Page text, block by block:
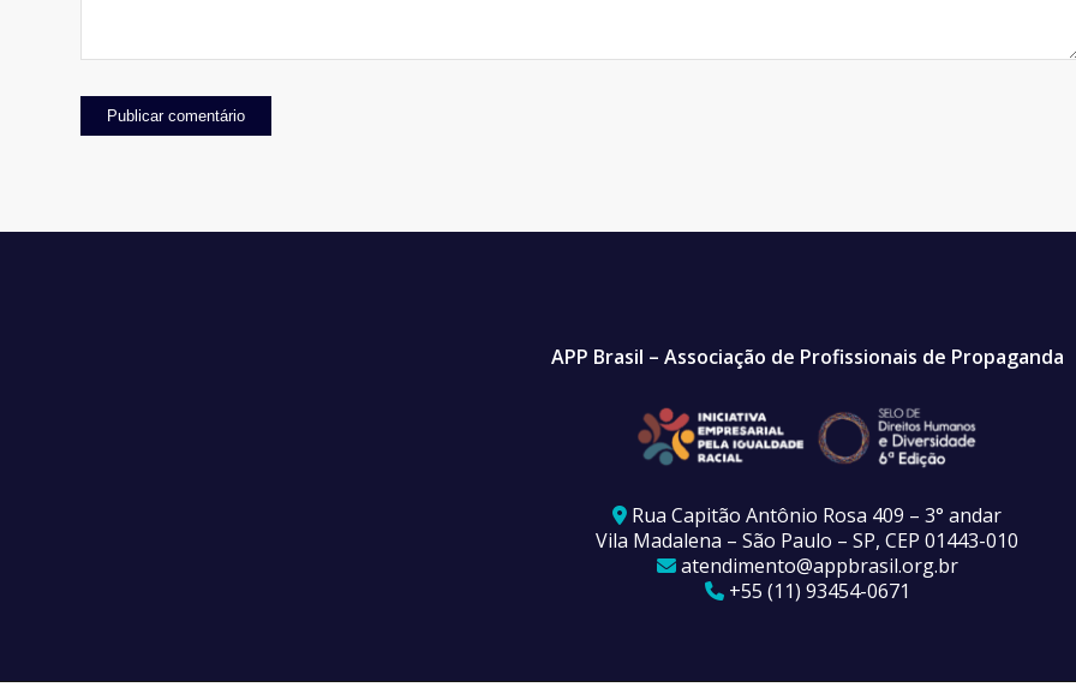
APP Brasil – Associação de Profissionais de Propaganda
Rua Capitão Antônio Rosa 409 – 3° andar
Vila Madalena – São Paulo – SP, CEP 01443-010
atendimento@appbrasil.org.br
+55 (11) 93454-0671